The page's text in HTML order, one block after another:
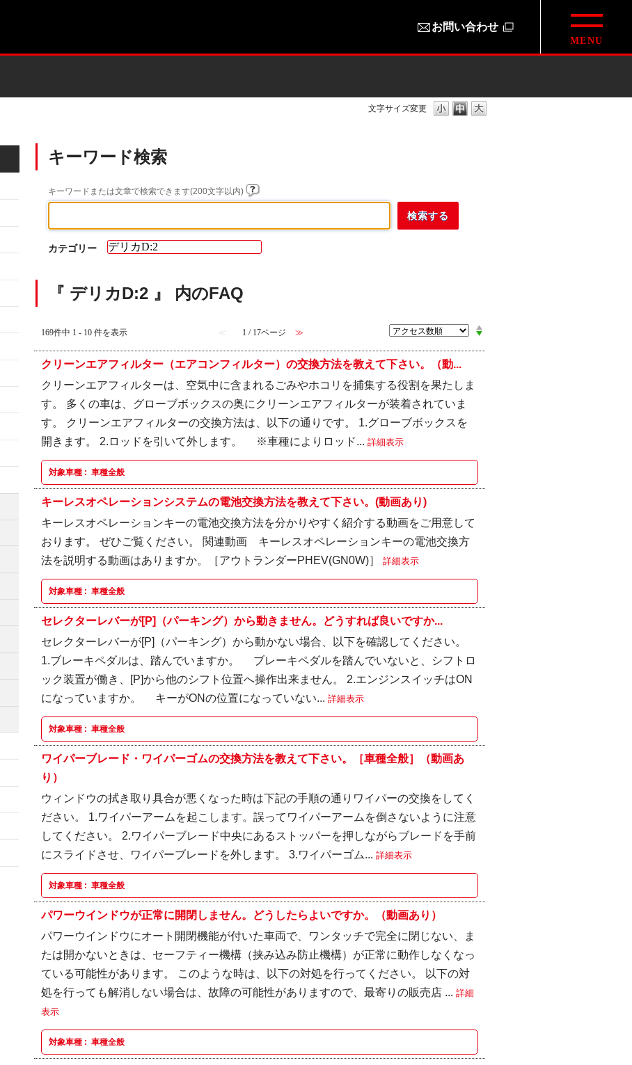
お問い合わせ
文字サイズ変更
キーワード検索
キーワードまたは文章で検索できます(200文字以内)
カテゴリー
『 デリカD:2 』 内のFAQ
169件中 1 - 10 件を表示 ≪ 1 / 17ページ ≫
クリーンエアフィルター（エアコンフィルター）の交換方法を教えて下さい。（動...
クリーンエアフィルターは、空気中に含まれるごみやホコリを捕集する役割を果たしま
す。 多くの車は、グローブボックスの奥にクリーンエアフィルターが装着されていま
す。 クリーンエアフィルターの交換方法は、以下の通りです。 1.グローブボックスを
開きます。 2.ロッドを引いて外します。 ※車種によりロッド... 詳細表示
対象車種 : 車種全般
キーレスオペレーションシステムの電池交換方法を教えて下さい。(動画あり)
キーレスオペレーションキーの電池交換方法を分かりやすく紹介する動画をご用意して
おります。 ぜひご覧ください。 関連動画 キーレスオペレーションキーの電池交換方
法を説明する動画はありますか。［アウトランダーPHEV(GN0W)］ 詳細表示
対象車種 : 車種全般
セレクターレバーが[P]（パーキング）から動きません。どうすれば良いですか...
セレクターレバーが[P]（パーキング）から動かない場合、以下を確認してください。
1.ブレーキペダルは、踏んでいますか。 ブレーキペダルを踏んでいないと、シフトロ
ック装置が働き、[P]から他のシフト位置へ操作出来ません。 2.エンジンスイッチはON
になっていますか。 キーがONの位置になっていない... 詳細表示
対象車種 : 車種全般
ワイパーブレード・ワイパーゴムの交換方法を教えて下さい。［車種全般］（動画あ
り）
ウィンドウの拭き取り具合が悪くなった時は下記の手順の通りワイパーの交換をしてく
ださい。 1.ワイパーアームを起こします。誤ってワイパーアームを倒さないように注意
してください。 2.ワイパーブレード中央にあるストッパーを押しながらブレードを手前
にスライドさせ、ワイパーブレードを外します。 3.ワイパーゴム... 詳細表示
対象車種 : 車種全般
パワーウインドウが正常に開閉しません。どうしたらよいですか。（動画あり）
パワーウインドウにオート開閉機能が付いた車両で、ワンタッチで完全に閉じない、ま
たは開かないときは、セーフティー機構（挟み込み防止機構）が正常に動作しなくなっ
ている可能性があります。 このような時は、以下の対処を行ってください。 以下の対
処を行っても解消しない場合は、故障の可能性がありますので、最寄りの販売店 ... 詳細
表示
対象車種 : 車種全般